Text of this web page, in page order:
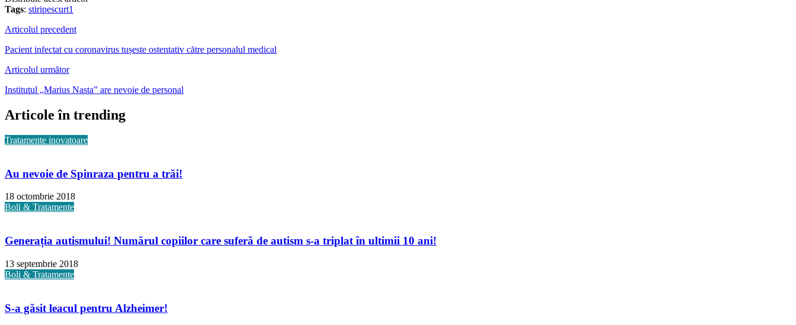
Tags: stiripescurt1
Articolul precedent
Pacient infectat cu coronavirus tușeste ostentativ către personalul medical
Articolul următor
Institutul „Marius Nasta” are nevoie de personal
Articole în trending
Tratamente inovatoare
Au nevoie de Spinraza pentru a trăi!
18 octombrie 2018
Boli & Tratamente
Generația autismului! Numărul copiilor care suferă de autism s-a triplat în ultimii 10 ani!
13 septembrie 2018
Boli & Tratamente
S-a găsit leacul pentru Alzheimer!